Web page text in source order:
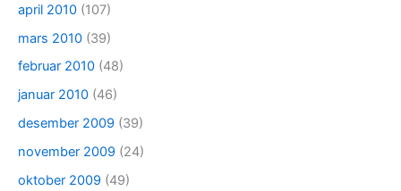
april 2010 (107)
mars 2010 (39)
februar 2010 (48)
januar 2010 (46)
desember 2009 (39)
november 2009 (24)
oktober 2009 (49)